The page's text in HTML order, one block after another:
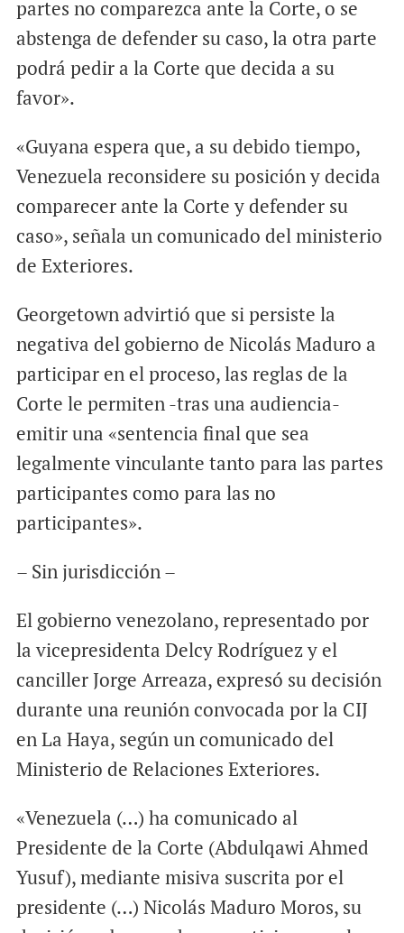
partes no comparezca ante la Corte, o se
abstenga de defender su caso, la otra parte
podrá pedir a la Corte que decida a su
favor».
«Guyana espera que, a su debido tiempo,
Venezuela reconsidere su posición y decida
comparecer ante la Corte y defender su
caso», señala un comunicado del ministerio
de Exteriores.
Georgetown advirtió que si persiste la
negativa del gobierno de Nicolás Maduro a
participar en el proceso, las reglas de la
Corte le permiten -tras una audiencia-
emitir una «sentencia final que sea
legalmente vinculante tanto para las partes
participantes como para las no
participantes».
– Sin jurisdicción –
El gobierno venezolano, representado por
la vicepresidenta Delcy Rodríguez y el
canciller Jorge Arreaza, expresó su decisión
durante una reunión convocada por la CIJ
en La Haya, según un comunicado del
Ministerio de Relaciones Exteriores.
«Venezuela (…) ha comunicado al
Presidente de la Corte (Abdulqawi Ahmed
Yusuf), mediante misiva suscrita por el
presidente (…) Nicolás Maduro Moros, su